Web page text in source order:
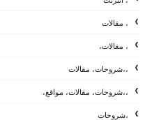
، مقالات
، مقالات،
،،شروحات، مقالات
،،شروحات، مقالات، مواقع،
،شروحات